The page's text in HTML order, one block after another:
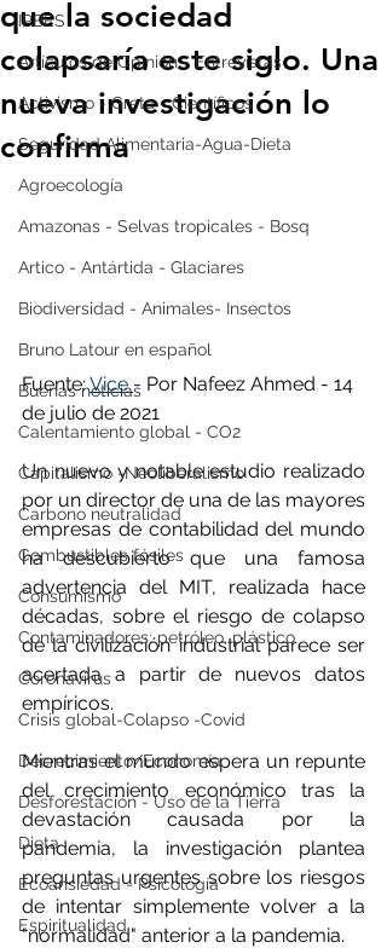
IPBES
Artículos de Opinión - Entrevistas
Activismo - Greta - Científicos
Seguridad Alimentaria-Agua-Dieta
Agroecología
Amazonas - Selvas tropicales - Bosq
Artico - Antártida - Glaciares
Biodiversidad - Animales- Insectos
Bruno Latour en español
Buenas noticias
Calentamiento global - CO2
Capitalismo -Neoliberalismo
Carbono neutralidad
Combustibles fósiles
Consumismo
Contaminadores: petróleo, plástico
Coronavirus
Crisis global-Colapso -Covid
Decrecimiento/Economía
Desforestación - Uso de la Tierra
Dieta
Ecoansiedad - Psicología
Espiritualidad
que la sociedad
colapsaría este siglo. Una
nueva investigación lo
confirma
Fuente: Vice - Por Nafeez Ahmed - 14
de julio de 2021
Un nuevo y notable estudio realizado
por un director de una de las mayores
empresas de contabilidad del mundo
ha descubierto que una famosa
advertencia del MIT, realizada hace
décadas, sobre el riesgo de colapso
de la civilización industrial parece ser
acertada a partir de nuevos datos
empíricos.
Mientras el mundo espera un repunte
del crecimiento económico tras la
devastación causada por la
pandemia, la investigación plantea
preguntas urgentes sobre los riesgos
de intentar simplemente volver a la
"normalidad" anterior a la pandemia.